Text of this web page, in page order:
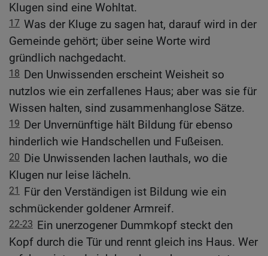
Klugen sind eine Wohltat.
17 Was der Kluge zu sagen hat, darauf wird in der
Gemeinde gehört; über seine Worte wird
gründlich nachgedacht.
18 Den Unwissenden erscheint Weisheit so
nutzlos wie ein zerfallenes Haus; aber was sie für
Wissen halten, sind zusammenhanglose Sätze.
19 Der Unvernünftige hält Bildung für ebenso
hinderlich wie Handschellen und Fußeisen.
20 Die Unwissenden lachen lauthals, wo die
Klugen nur leise lächeln.
21
Für den Verständigen ist Bildung wie ein
schmückender goldener Armreif.
22-23 Ein unerzogener Dummkopf steckt den
Kopf durch die Tür und rennt gleich ins Haus. Wer